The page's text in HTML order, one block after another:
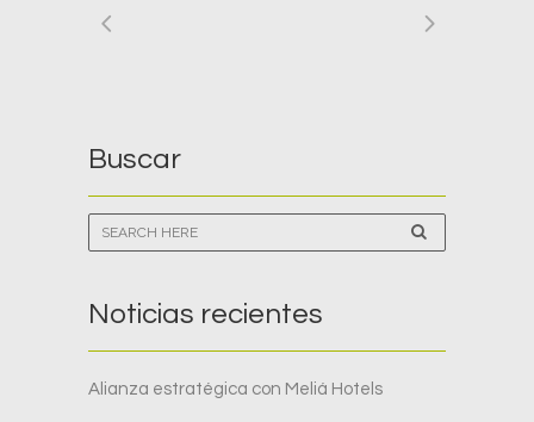
Buscar
Noticias recientes
Alianza estratégica con Meliá Hotels